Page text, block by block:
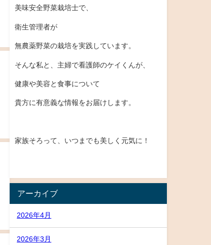
美味安全野菜栽培士で、
衛生管理者が
無農薬野菜の栽培を実践しています。
そんな私と、主婦で看護師のケイくんが、
健康や美容と食事について
貴方に有意義な情報をお届けします。
家族そろって、いつまでも美しく元気に！
アーカイブ
2026年4月
2026年3月